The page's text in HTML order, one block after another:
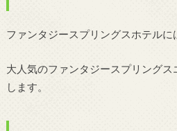
ファンタジースプリングスホテルに
大人気のファンタジースプリング
します。